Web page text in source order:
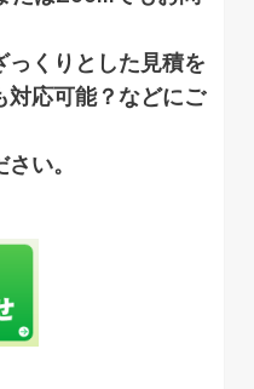
くりとした見積を
対応可能？などにご
い。